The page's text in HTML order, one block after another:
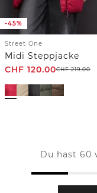
-45%
Street One
Midi Steppjacke
CHF 120.00CHF219.00
Du hast 60